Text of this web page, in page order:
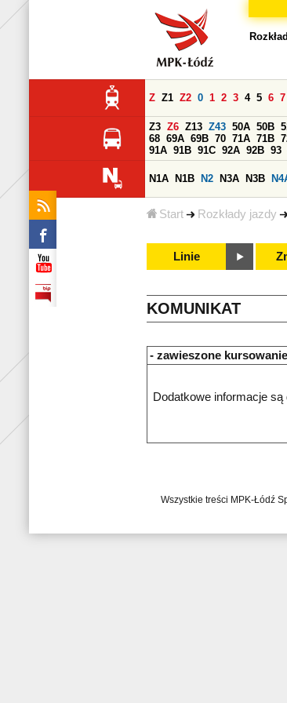
Start Rozkłady jazdy
Z Z1 Z2 0 1 2 3 4 5 6 7
Z3 Z6 Z13 Z43 50A 50B
68 69A 69B 70 71A 71B
91A 91B 91C 92A 92B 93
N1A N1B N2 N3A N3B
Linie
KOMUNIKAT
- zawieszone
Dodatkowe informacje są
Wszystkie treści MPK-Łódź